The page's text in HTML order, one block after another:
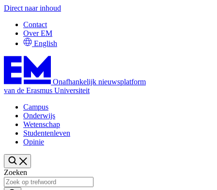
Direct naar inhoud
Contact
Over EM
English
Onafhankelijk nieuwsplatform
van de Erasmus Universiteit
Campus
Onderwijs
Wetenschap
Studentenleven
Opinie
Zoeken